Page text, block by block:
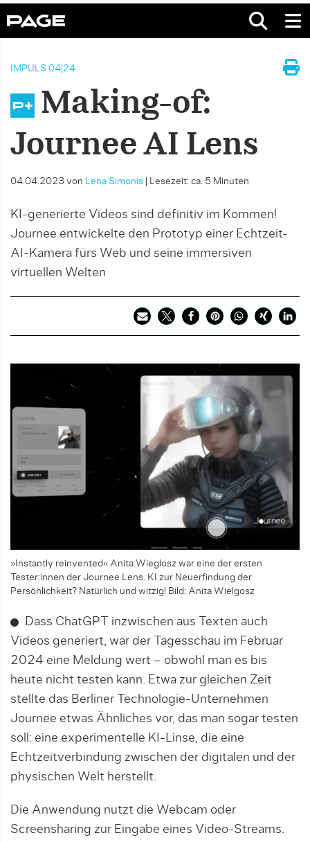
IMPULS 04|24
Making-of:
Journee AI Lens
04.04.2023 von Lena Simonis Lesezeit: ca. 5 Minuten
KI-generierte Videos sind definitiv im Kommen!
Journee entwickelte den Prototyp einer Echtzeit-
AI-Kamera fürs Web und seine immersiven
virtuellen Welten
»Instantly reinvented« Anita Wieglosz war eine der ersten
Tester:innen der Journee Lens. KI zur Neuerfindung der
Persönlichkeit? Natürlich und witzig! Bild: Anita Wielgosz
Dass ChatGPT inzwischen aus Texten auch
Videos generiert, war der Tagesschau im Februar
2024 eine Meldung wert – obwohl man es bis
heute nicht testen kann. Etwa zur gleichen Zeit
stellte das Berliner Technologie-Unternehmen
Journee etwas Ähnliches vor, das man sogar testen
soll: eine experimentelle KI-Linse, die eine
Echtzeitverbindung zwischen der digitalen und der
physischen Welt herstellt.
Die Anwendung nutzt die Webcam oder
Screensharing zur Eingabe eines Video-Streams.